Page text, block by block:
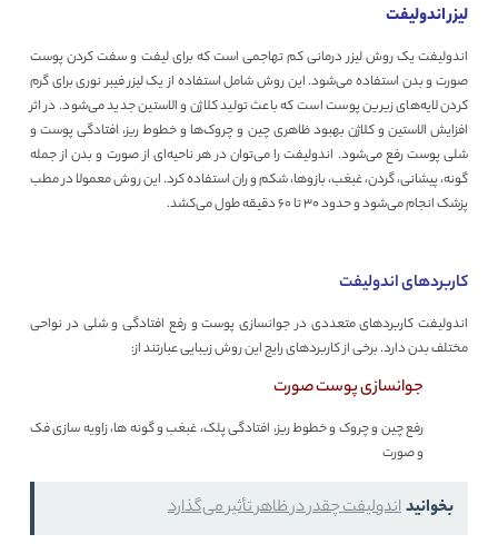
لیزر اندولیفت
اندولیفت یک روش لیزر درمانی کم تهاجمی است که برای لیفت و سفت کردن پوست
صورت و بدن استفاده می‌شود. این روش شامل استفاده از یک لیزر فیبر نوری برای گرم
کردن لایه‌های زیرین پوست است که باعث تولید کلاژن و الاستین جدید می‌شود. در اثر
افزایش الاستین و کلاژن بهبود ظاهری چین و چروک‌ها و خطوط ریز، افتادگی پوست و
شلی پوست رفع می‌شود. اندولیفت را می‌توان در هر ناحیه‌ای از صورت و بدن از جمله
گونه، پیشانی، گردن، غبغب، بازوها، شکم و ران استفاده کرد. این روش معمولا در مطب
پزشک انجام می‌شود و حدود 30 تا 60 دقیقه طول می‌کشد.
کاربردهای اندولیفت
اندولیفت کاربردهای متعددی در جوانسازی پوست و رفع افتادگی و شلی در نواحی
مختلف بدن دارد. برخی از کاربردهای رایج این روش زیبایی عبارتند از:
جوانسازی پوست صورت
رفع چین و چروک و خطوط ریز، افتادگی پلک، غبغب و گونه ها، زاویه سازی فک
و صورت
بخوانیداندولیفت چقدر در ظاهر تأثیر می‌گذارد